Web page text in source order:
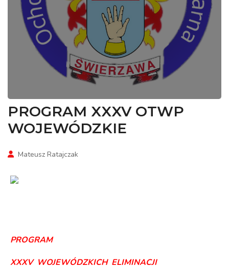
PROGRAM XXXV OTWP
WOJEWÓDZKIE
Mateusz Ratajczak
PROGRAM
XXXV WOJEWÓDZKICH ELIMINACJI